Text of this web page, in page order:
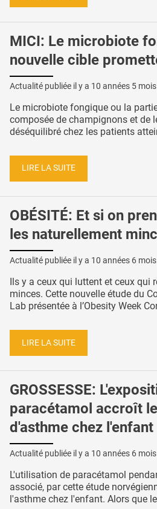
MICI: Le microbiote
nouvelle cible
Actualité publiée il y a 10 années 5 mois
Le microbiote fongique ou la
composée de champignons et de
déséquilibré chez les patients
LIRE LA SUITE
OBÉSITÉ: Et si on
les naturellement
Actualité publiée il y a 10 années 6 mois
Ils y a ceux qui luttent et ceux qui
minces. Cette nouvelle étude du
Lab présentée à l’Obesity Week
LIRE LA SUITE
GROSSESSE:
paracétamol accroît
d'asthme chez l'enfant
Actualité publiée il y a 10 années 6 mois
L'utilisation de paracétamol
associé, par cette étude
l'asthme chez l'enfant. Alors que